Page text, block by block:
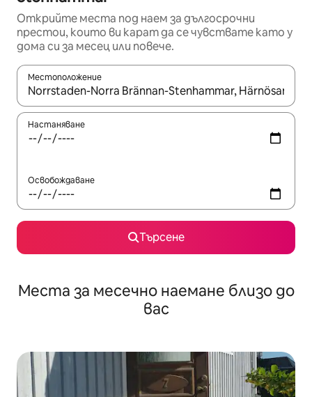
Открийте места под наем за дългосрочни
престои, които ви карат да се чувствате като у
дома си за месец или повече.
Местоположение
Когато резултатите се покажат, използвайте
Настаняване
Освобождаване
Търсене
Места за месечно наемане близо до
вас